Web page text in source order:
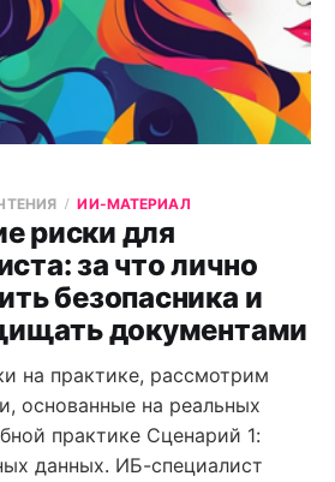
риски для
за что лично
безопасника и
документами
ИИ-МАТЕРИАЛ
на практике, рассмотрим
основанные на реальных
практике Сценарий 1:
данных. ИБ-специалист